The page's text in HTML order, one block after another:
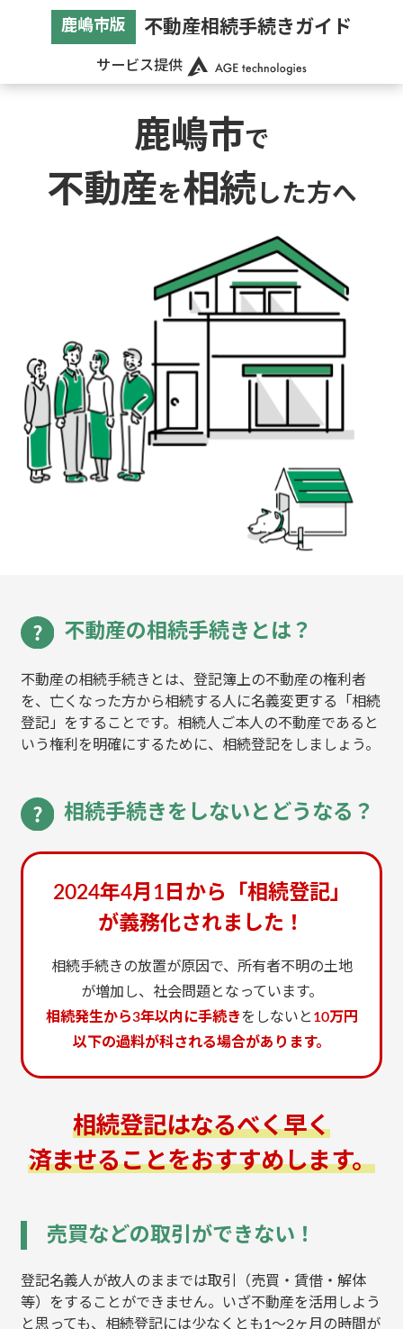
鹿嶋市版 不動産相続手続きガイド
サービス提供
鹿嶋市で
不動産を相続した方へ
不動産の相続手続きとは？
不動産の相続手続きとは、登記簿上の不動産の権利者
を、亡くなった方から相続する人に名義変更する「相続
登記」をすることです。相続人ご本人の不動産であると
いう権利を明確にするために、相続登記をしましょう。
相続手続きをしないとどうなる？
2024年4月1日から「相続登記」
が義務化されました！
相続手続きの放置が原因で、所有者不明の土地
が増加し、社会問題となっています。
相続発生から3年以内に手続きをしないと 10万円
以下の過料が科される場合があります。
相続登記はなるべく早く
済ませることをおすすめします。
売買などの取引ができない！
登記名義人が故人のままでは取引（売買・賃借・解体
等）をすることができません。いざ不動産を活用しよう
と思っても、相続登記には少なくとも1〜2ヶ月の時間が